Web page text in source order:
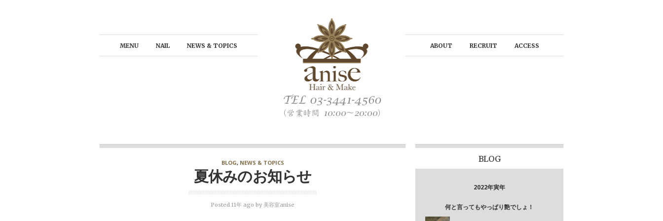
MENU NAIL NEWS & TOPICS ABOUT RECRUIT ACCESS
BLOG, NEWS & TOPICS
夏休みのお知らせ
Posted 11年 ago by 美容室anise
BLOG
2022年寅年
何と言ってもやっぱり艶でしょ！